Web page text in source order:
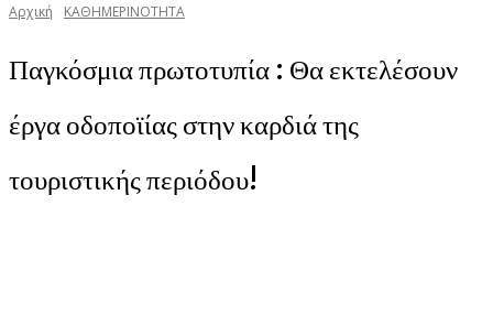
Αρχική ΚΑΘΗΜΕΡΙΝΟΤΗΤΑ
Παγκόσμια πρωτοτυπία : Θα εκτελέσουν
έργα οδοποϊίας στην καρδιά της
τουριστικής περιόδου!